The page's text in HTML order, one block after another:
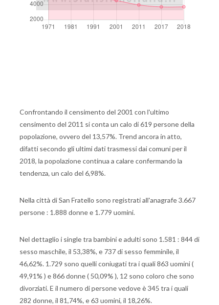
Confrontando il censimento del 2001 con l'ultimo
censimento del 2011 si conta un calo di 619 persone della
popolazione, ovvero del 13,57%. Trend ancora in atto,
difatti secondo gli ultimi dati trasmessi dai comuni per il
2018, la popolazione continua a calare confermando la
tendenza, un calo del 6,98%.
Nella città di San Fratello sono registrati all'anagrafe 3.667
persone : 1.888 donne e 1.779 uomini.
Nel dettaglio i single tra bambini e adulti sono 1.581 : 844 di
sesso maschile, il 53,38%, e 737 di sesso femminile, il
46,62%. 1.729 sono quelli coniugati tra i quali 863 uomini (
49,91% ) e 866 donne ( 50,09% ), 12 sono coloro che sono
divorziati. E il numero di persone vedove è 345 tra i quali
282 donne, il 81,74%, e 63 uomini, il 18,26%.